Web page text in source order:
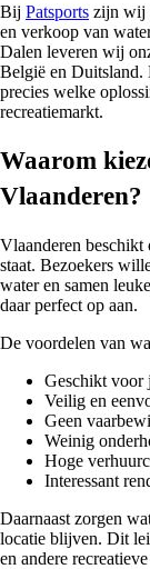
Bij Patsports zijn wij
en verkoop van
Dalen leveren wij
België en Duitsland.
precies welke
recreatiemarkt.
Waarom
Vlaanderen?
Vlaanderen beschikt
staat. Bezoekers
water en samen
daar perfect op aan.
De voordelen van
Geschikt voor
Veilig en
Geen
Weinig
Hoge
Interessant
Daarnaast zorgen
locatie blijven. Dit
en andere